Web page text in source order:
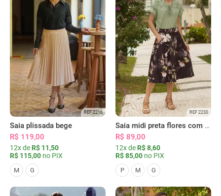
REF 2216
Saia plissada bege
R$ 119,00
12x de R$ 11,50
R$ 115,00 no PIX
M G
REF 2230
Saia midi preta flores com bolsos
R$ 89,00
12x de R$ 8,60
R$ 85,00 no PIX
P M G